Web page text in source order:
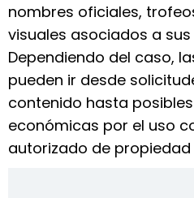
nombres oficiales,
visuales asociados a
Dependiendo del caso,
pueden ir desde
contenido hasta
económicas por el uso
autorizado de propiedad